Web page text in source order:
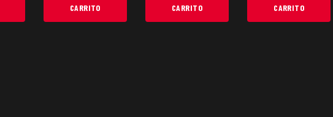
CARRITO
CARRITO
CARRITO